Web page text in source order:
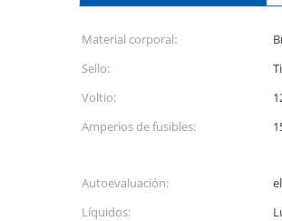
Material corporal:
Sello:
Voltio:
Amperios de fusibles:
Autoevaluación:
Líquidos: